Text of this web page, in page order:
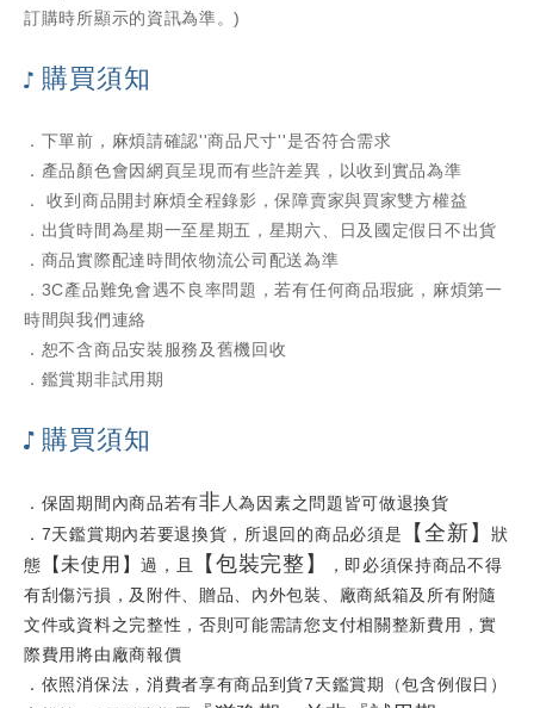
訂購時所顯示的資訊為準。)
購買須知
．下單前，麻煩請確認''商品尺寸''是否符合需求
．產品顏色會因網頁呈現而有些許差異，以收到實品為準
． 收到商品開封麻煩全程錄影，保障賣家與買家雙方權益
．出貨時間為星期一至星期五，星期六、日及國定假日不出貨
．商品實際配達時間依物流公司配送為準
．3C產品難免會遇不良率問題，若有任何商品瑕疵，麻煩第一
時間與我們連絡
．恕不含商品安裝服務及舊機回收
． 鑑賞期非試用期
購買須知
．保固期間內商品若有非人為因素之問題皆可做退換貨
．7天鑑賞期內若要退換貨，所退回的商品必須是
【全新 】狀
態 【 未使用 】過，且 【包裝完整 】
，即必須保持商品不得
有刮傷污損，及附件、贈品、內外包裝、廠商紙箱及所有附隨
文件或資料之完整性，否則可能需請您支付相關整新費用，實
際費用將由廠商報價
．依照消保法，消費者享有商品到貨7天鑑賞期（包含例假日）